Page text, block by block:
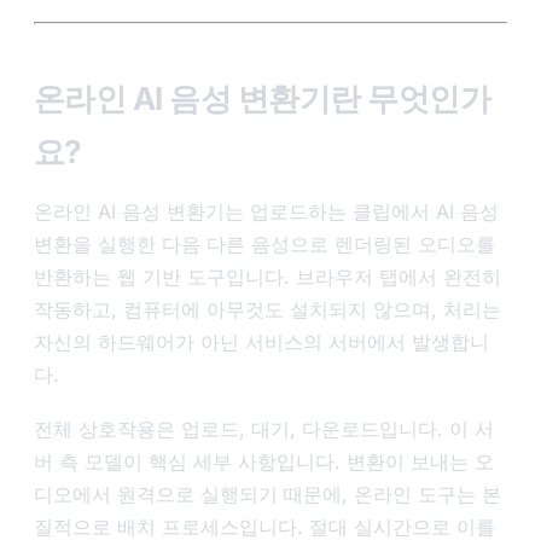
온라인 AI 음성 변환기란 무엇인가
요?
온라인 AI 음성 변환기는 업로드하는 클립에서 AI 음성
변환을 실행한 다음 다른 음성으로 렌더링된 오디오를
반환하는 웹 기반 도구입니다. 브라우저 탭에서 완전히
작동하고, 컴퓨터에 아무것도 설치되지 않으며, 처리는
자신의 하드웨어가 아닌 서비스의 서버에서 발생합니
다.
전체 상호작용은 업로드, 대기, 다운로드입니다. 이 서
버 측 모델이 핵심 세부 사항입니다. 변환이 보내는 오
디오에서 원격으로 실행되기 때문에, 온라인 도구는 본
질적으로 배치 프로세스입니다. 절대 실시간으로 이를